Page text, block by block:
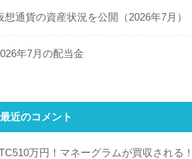
想通貨の資産状況を公開（2026年7月）
年7月の配当金
最近のコメント
万円！マネーグラムが買収される！